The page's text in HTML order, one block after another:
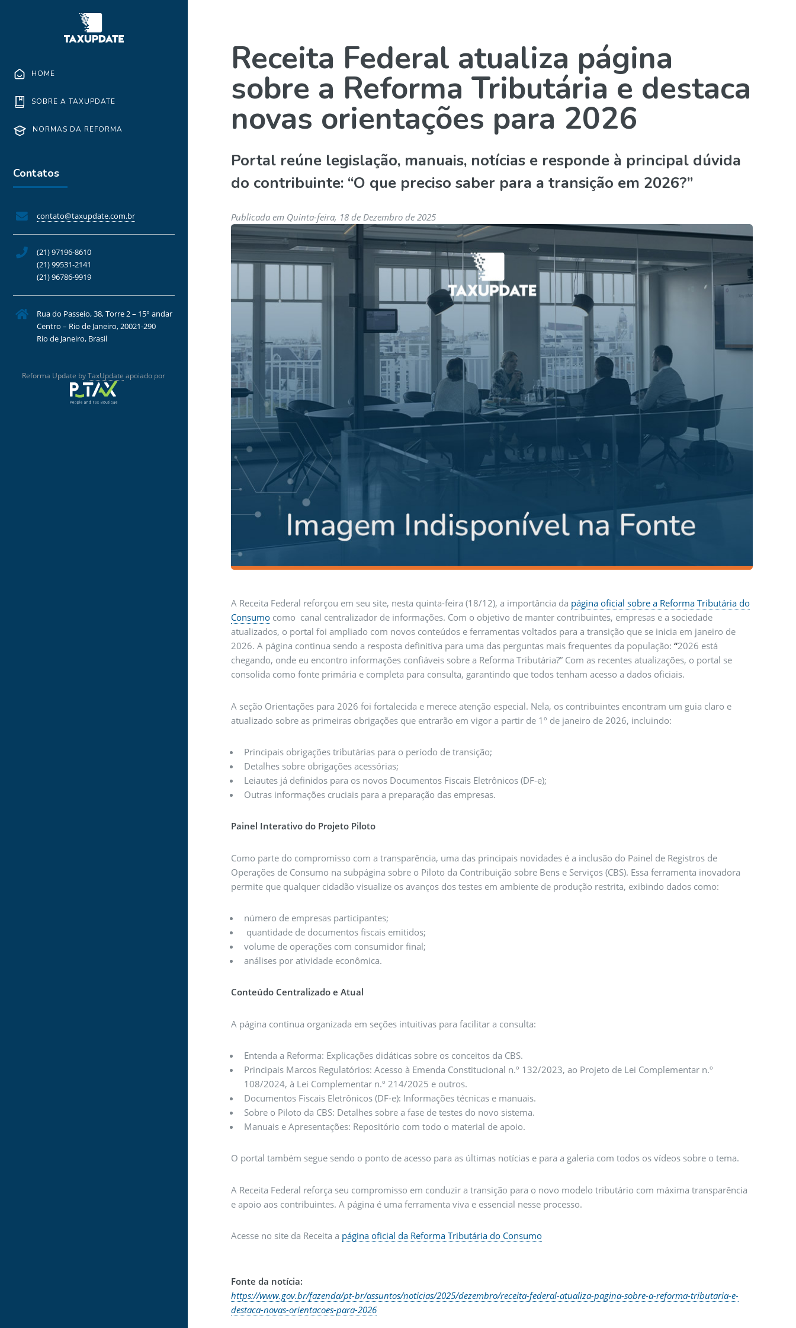
Receita Federal atualiza página
sobre a Reforma Tributária e destaca
novas orientações para 2026
Portal reúne legislação, manuais, notícias e responde à principal dúvida
do contribuinte: “O que preciso saber para a transição em 2026?”
Publicada em Quinta-feira, 18 de Dezembro de 2025
A Receita Federal reforçou em seu site, nesta quinta-feira (18/12), a importância da página oficial sobre a Reforma Tributária do
Consumo como canal centralizador de informações. Com o objetivo de manter contribuintes, empresas e a sociedade
atualizados, o portal foi ampliado com novos conteúdos e ferramentas voltados para a transição que se inicia em janeiro de
2026. A página continua sendo a resposta definitiva para uma das perguntas mais frequentes da população: “2026 está
chegando, onde eu encontro informações confiáveis sobre a Reforma Tributária?” Com as recentes atualizações, o portal se
consolida como fonte primária e completa para consulta, garantindo que todos tenham acesso a dados oficiais.
A seção Orientações para 2026 foi fortalecida e merece atenção especial. Nela, os contribuintes encontram um guia claro e
atualizado sobre as primeiras obrigações que entrarão em vigor a partir de 1º de janeiro de 2026, incluindo:
Principais obrigações tributárias para o período de transição;
Detalhes sobre obrigações acessórias;
Leiautes já definidos para os novos Documentos Fiscais Eletrônicos (DF-e);
Outras informações cruciais para a preparação das empresas.
Painel Interativo do Projeto Piloto
Como parte do compromisso com a transparência, uma das principais novidades é a inclusão do Painel de Registros de
Operações de Consumo na subpágina sobre o Piloto da Contribuição sobre Bens e Serviços (CBS). Essa ferramenta inovadora
permite que qualquer cidadão visualize os avanços dos testes em ambiente de produção restrita, exibindo dados como:
número de empresas participantes;
quantidade de documentos fiscais emitidos;
volume de operações com consumidor final;
análises por atividade econômica.
Conteúdo Centralizado e Atual
A página continua organizada em seções intuitivas para facilitar a consulta:
Entenda a Reforma: Explicações didáticas sobre os conceitos da CBS.
Principais Marcos Regulatórios: Acesso à Emenda Constitucional n.º 132/2023, ao Projeto de Lei Complementar n.º
108/2024, à Lei Complementar n.º 214/2025 e outros.
Documentos Fiscais Eletrônicos (DF-e): Informações técnicas e manuais.
Sobre o Piloto da CBS: Detalhes sobre a fase de testes do novo sistema.
Manuais e Apresentações: Repositório com todo o material de apoio.
O portal também segue sendo o ponto de acesso para as últimas notícias e para a galeria com todos os vídeos sobre o tema.
A Receita Federal reforça seu compromisso em conduzir a transição para o novo modelo tributário com máxima transparência
e apoio aos contribuintes. A página é uma ferramenta viva e essencial nesse processo.
Acesse no site da Receita a página oficial da Reforma Tributária do Consumo
Fonte da notícia:
https://www.gov.br/fazenda/pt-br/assuntos/noticias/2025/dezembro/receita-federal-atualiza-pagina-sobre-a-reforma-tributaria-e-
destaca-novas-orientacoes-para-2026
HOME
SOBRE A TAXUPDATE
NORMAS DA REFORMA
Contatos
contato@taxupdate.com.br
(21) 97196-8610
(21) 99531-2141
(21) 96786-9919
Rua do Passeio, 38, Torre 2 – 15° andar
Centro – Rio de Janeiro, 20021-290
Rio de Janeiro, Brasil
Reforma Update byTaxUpdate apoiado por